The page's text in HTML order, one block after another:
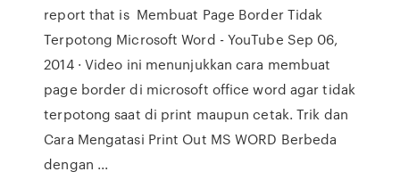
report that is Membuat Page Border Tidak
Terpotong Microsoft Word - YouTube Sep 06,
2014 · Video ini menunjukkan cara membuat
page border di microsoft office word agar tidak
terpotong saat di print maupun cetak. Trik dan
Cara Mengatasi Print Out MS WORD Berbeda
dengan ...